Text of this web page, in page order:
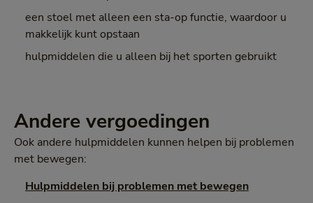
een stoel met alleen een sta-op functie, waardoor u
makkelijk kunt opstaan
hulpmiddelen die u alleen bij het sporten gebruikt
Andere vergoedingen
Ook andere hulpmiddelen kunnen helpen bij problemen
met bewegen:
Hulpmiddelen bij problemen met bewegen